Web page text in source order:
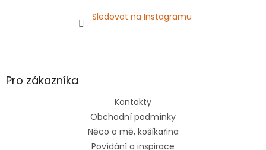
Sledovat na Instagramu
Pro zákazníka
Kontakty
Obchodní podmínky
Něco o mě, košíkařina
Povídání a inspirace